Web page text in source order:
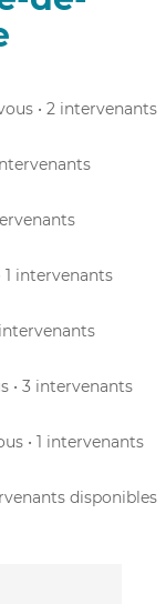
• 2 intervenants
1 intervenants
• 3 intervenants
• 1 intervenants
disponibles